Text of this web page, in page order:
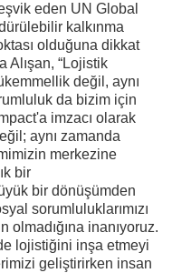
eden UN Global
kalkınma
olduğuna dikkat
Alışan, “Lojistik
değil, aynı
da bizim için
imzacı olarak
aynı zamanda
merkezine
bir
bir dönüşümden
sorumluluklarımızı
olmadığına inanıyoruz.
lojistiğini inşa etmeyi
geliştirirken insan